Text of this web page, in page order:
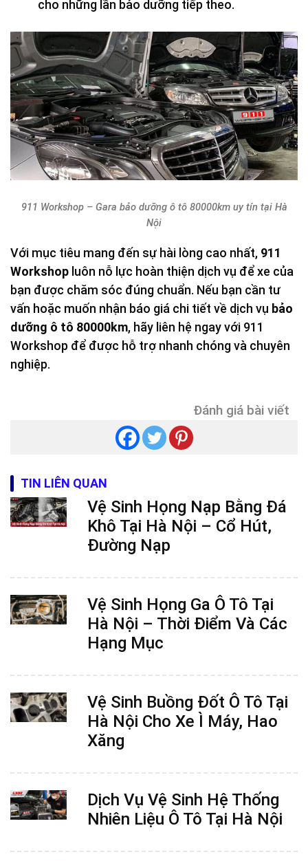
cho những lần bảo dưỡng tiếp theo.
911 Workshop – Gara bảo dưỡng ô tô 80000km uy tín tại Hà
Nội
Với mục tiêu mang đến sự hài lòng cao nhất, 911
Workshop luôn nỗ lực hoàn thiện dịch vụ để xe của
bạn được chăm sóc đúng chuẩn. Nếu bạn cần tư
vấn hoặc muốn nhận báo giá chi tiết về dịch vụ bảo
dưỡng ô tô 80000km, hãy liên hệ ngay với 911
Workshop để được hỗ trợ nhanh chóng và chuyên
nghiệp.
Đánh giá bài viết
TIN LIÊN QUAN
Vệ Sinh Họng Nạp Bằng Đá
Khô Tại Hà Nội – Cổ Hút,
Đường Nạp
Vệ Sinh Họng Ga Ô Tô Tại
Hà Nội – Thời Điểm Và Các
Hạng Mục
Vệ Sinh Buồng Đốt Ô Tô Tại
Hà Nội Cho Xe Ì Máy, Hao
Xăng
Dịch Vụ Vệ Sinh Hệ Thống
Nhiên Liệu Ô Tô Tại Hà Nội